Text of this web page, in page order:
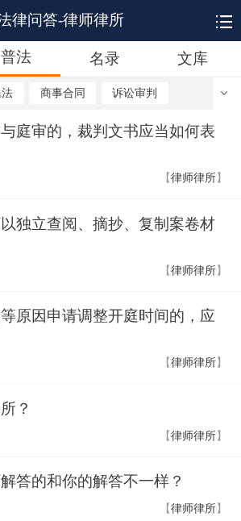
律问答-律师律所
普法 名录 文库
商事合同 诉讼审判
庭审的，裁判文书应当如何表
【律师律所】
独立查阅、摘抄、复制案卷材
【律师律所】
原因申请调整开庭时间的，应
【律师律所】
？
【律师律所】
答的和你的解答不一样？
【律师律所】